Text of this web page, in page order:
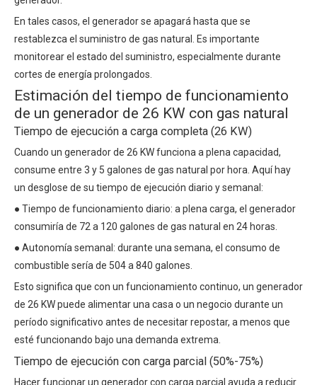
En tales casos, el generador se apagará hasta que se
restablezca el suministro de gas natural. Es importante
monitorear el estado del suministro, especialmente durante
cortes de energía prolongados.
Estimación del tiempo de funcionamiento
de un generador de 26 KW con gas natural
Tiempo de ejecución a carga completa (26 KW)
Cuando un generador de 26 KW funciona a plena capacidad,
consume entre 3 y 5 galones de gas natural por hora. Aquí hay
un desglose de su tiempo de ejecución diario y semanal:
● Tiempo de funcionamiento diario: a plena carga, el generador
consumiría de 72 a 120 galones de gas natural en 24 horas.
● Autonomía semanal: durante una semana, el consumo de
combustible sería de 504 a 840 galones.
Esto significa que con un funcionamiento continuo, un generador
de 26 KW puede alimentar una casa o un negocio durante un
período significativo antes de necesitar repostar, a menos que
esté funcionando bajo una demanda extrema.
Tiempo de ejecución con carga parcial (50%-75%)
Hacer funcionar un generador con carga parcial ayuda a reducir